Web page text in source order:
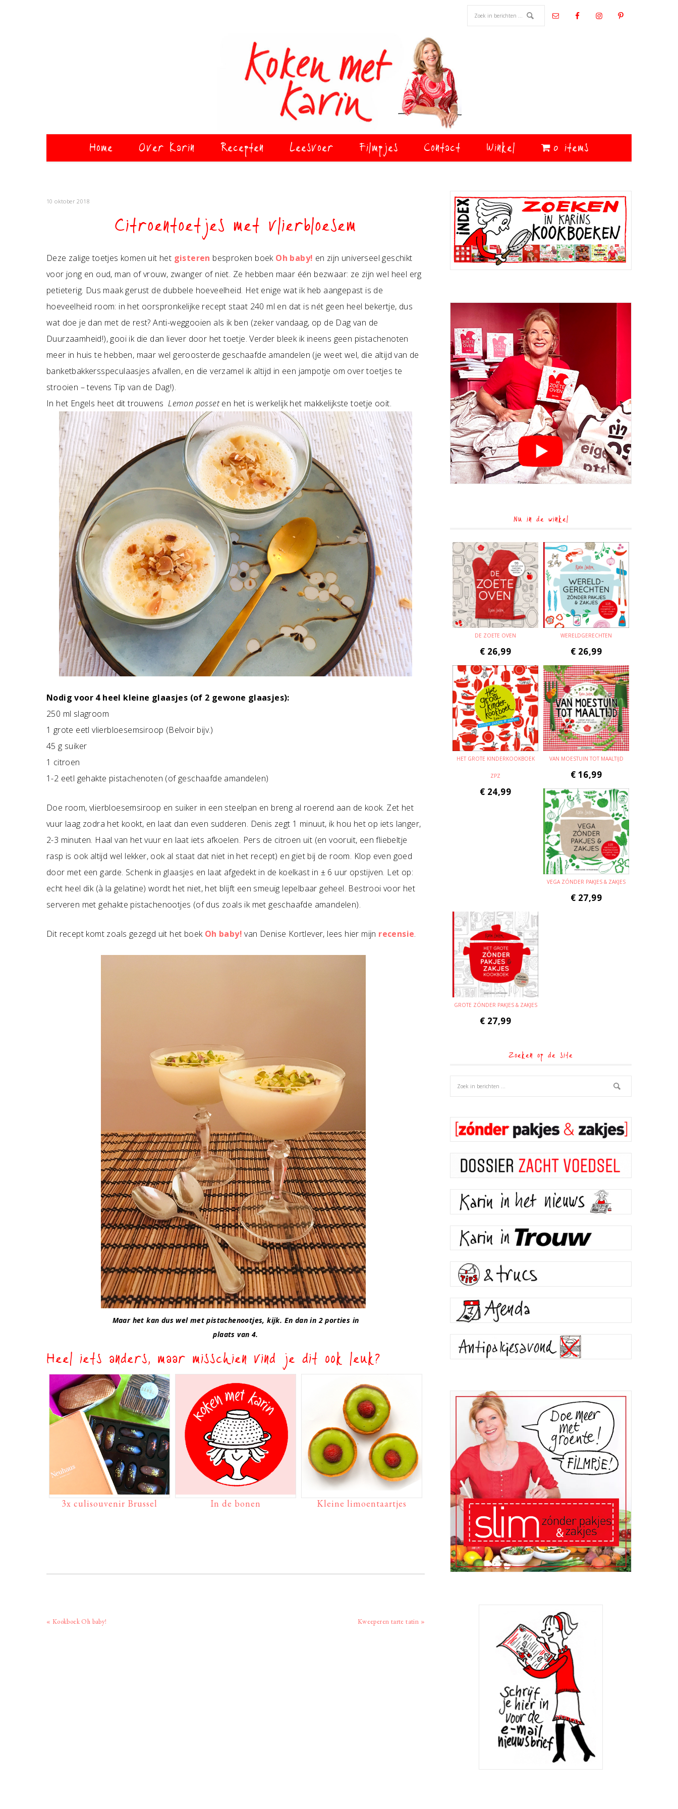
Home Over Karin Recepten Leesvoer Filmpjes Contact Winkel 0 items
10 oktober 2018
Citroentoetjes met vlierbloesem
Deze zalige toetjes komen uit het gisteren besproken boek Oh baby! en zijn universeel geschikt
voor jong en oud, man of vrouw, zwanger of niet. Ze hebben maar één bezwaar: ze zijn wel heel erg
petieterig. Dus maak gerust de dubbele hoeveelheid. Het enige wat ik heb aangepast is de
hoeveelheid room: in het oorspronkelijke recept staat 240 ml en dat is nét geen heel bekertje, dus
wat doe je dan met de rest? Anti-weggooien als ik ben (zeker vandaag, op de Dag van de
Duurzaamheid!), gooi ik die dan liever door het toetje. Verder bleek ik ineens geen pistachenoten
meer in huis te hebben, maar wel geroosterde geschaafde amandelen (je weet wel, die altijd van de
banketbakkersspeculaasjes afvallen, en die verzamel ik altijd in een jampotje om over toetjes te
strooien – tevens Tip van de Dag!).
In het Engels heet dit trouwensLemon posseten het is werkelijk het makkelijkste toetje ooit.
Nodig voor 4 heel kleine glaasjes (of 2 gewone glaasjes):
250 ml slagroom
1 grote eetl vlierbloesemsiroop (Belvoir bijv.)
45 g suiker
1 citroen
1-2 eetl gehakte pistachenoten (of geschaafde amandelen)
Doe room, vlierbloesemsiroop en suiker in een steelpan en breng al roerend aan de kook. Zet het
vuur laag zodra het kookt, en laat dan even sudderen. Denis zegt 1 minuut, ik hou het op iets langer,
2-3 minuten. Haal van het vuur en laat iets afkoelen. Pers de citroen uit (en vooruit, een fliebeltje
rasp is ook altijd wel lekker, ook al staat dat niet in het recept) en giet bij de room. Klop even goed
door met een garde. Schenk in glaasjes en laat afgedekt in de koelkast in ± 6 uur opstijven. Let op:
echt heel dik (à la gelatine) wordt het niet, het blijft een smeuïg lepelbaar geheel. Bestrooi voor het
serveren met gehakte pistachenootjes (of dus zoals ik met geschaafde amandelen).
Dit recept komt zoals gezegd uit het boek Oh baby! van Denise Kortlever, lees hier mijn recensie.
Maar het kan dus wel met pistachenootjes, kijk. En dan in 2 porties in
plaats van 4.
Heel iets anders, maar misschien vind je dit ook leuk?
3x culisouvenir Brussel In de bonen Kleine limoentaartjes
Vorig
« Kookboek Oh baby!
Volgend
Kweeperen tarte tatin »
Primaire
Sidebar
Nu in de winkel
DE ZOETE OVEN
€ 26,99
WERELDGERECHTEN
€ 26,99
HET GROTE KINDERKOOKBOEK
ZPZ
€ 24,99
VAN MOESTUIN TOT MAALTIJD
€ 16,99
VEGA ZÓNDER PAKJES & ZAKJES
€ 27,99
GROTE ZÓNDER PAKJES & ZAKJES
€ 27,99
Zoeken op de site